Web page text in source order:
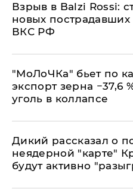
Взрыв в Balzi Rossi:
новых пострадавших
ВКС РФ
​"МоЛоЧКа" бьет по
экспорт зерна −37,6
уголь в коллапсе
Дикий рассказал о
неядерной "карте"
будут активно